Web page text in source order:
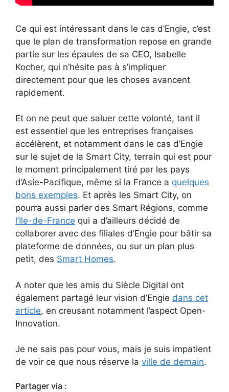
Ce qui est intéressant dans le cas d’Engie, c’est
que le plan de transformation repose en grande
partie sur les épaules de sa CEO, Isabelle
Kocher, qui n’hésite pas à s’impliquer
directement pour que les choses avancent
rapidement.
Et on ne peut que saluer cette volonté, tant il
est essentiel que les entreprises françaises
accélèrent, et notamment dans le cas d’Engie
sur le sujet de la Smart City, terrain qui est pour
le moment principalement tiré par les pays
d’Asie-Pacifique, même si la France a quelques
bons exemples. Et après les Smart City, on
pourra aussi parler des Smart Régions, comme
l’Ile-de-France qui a d’ailleurs décidé de
collaborer avec des filiales d’Engie pour bâtir sa
plateforme de données, ou sur un plan plus
petit, des Smart Homes.
A noter que les amis du Siècle Digital ont
également partagé leur vision d’Engie dans cet
article, en creusant notamment l’aspect Open-
Innovation.
Je ne sais pas pour vous, mais je suis impatient
de voir ce que nous réserve la ville de demain.
Partager via :